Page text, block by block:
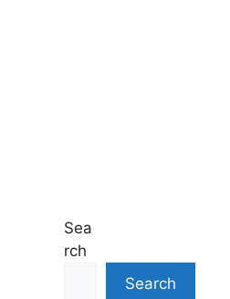
Sea
rch
Search